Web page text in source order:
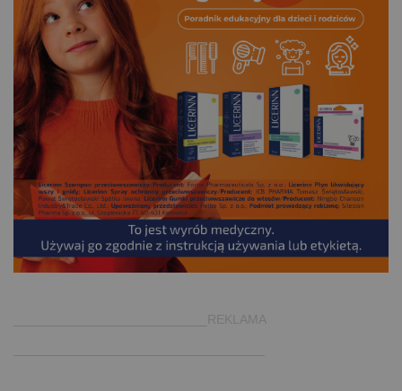
___________________________REKLAMA